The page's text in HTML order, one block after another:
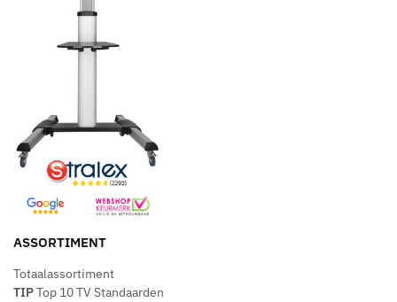
ASSORTIMENT
Totaalassortiment
TIPTop 10 TV Standaarden